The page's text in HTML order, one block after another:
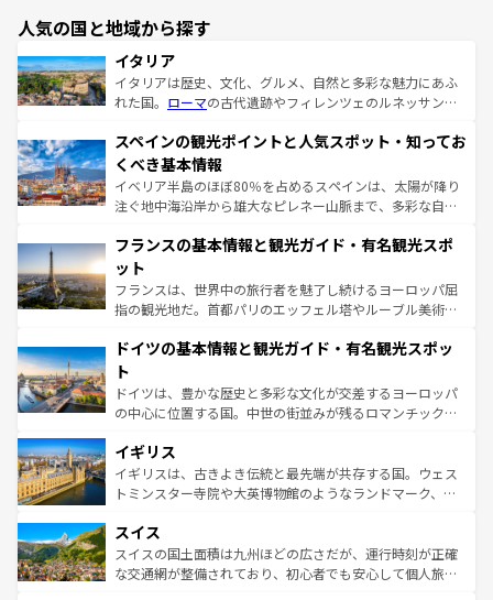
人気の国と地域から探す
イタリア
イタリアは歴史、文化、グルメ、自然と多彩な魅力にあふ
れた国。 ローマの古代遺跡やフィレンツェのルネッサンス
ろん、トスカーナの美しい田園風景やアマルフィ海岸の絶
景など、自然景観も見逃せない。観光の合間には、本場の
ピザやパスタなど、絶品のイタリア料理を堪能することも
できる。朝目覚めてから夜眠るまで、すべての瞬間を楽し
なお、新着のイタリア情報はコンテンツ一覧を参照してほ
しい。
スペインの観光ポイントと人気スポット・知ってお
くべき基本情報
イベリア半島のほぼ80％を占めるスペインは、太陽が降り
注ぐ地中海沿岸から雄大なピレネー山脈まで、多彩な自然
文化が根付くこの国では、情熱的なフラメンコ、熱気あふ
れる闘牛、そして美味しいタパスが生活の一部となってい
る。首都マドリードの洗練された雰囲気や、バルセロナの
アートに溢れた街角から、地方では古代ローマ遺跡や中世
せる。地方によって風土や気候が異なるスペインはその個
ンテンツ一覧 を参照してほしい。
フランスの基本情報と観光ガイド・有名観光スポ
ット
フランスは、世界中の旅行者を魅了し続けるヨーロッパ屈
指の観光地だ。首都パリのエッフェル塔やルーブル美術館
で、幅広い魅力が詰まっている。華麗な宮殿、歴史的な大
聖堂、美しいビーチ、そして豊かな自然が、訪れる者を心
から魅了する。また、フランスは美食の国としても知ら
れ、フランス料理はユネスコ無形文化遺産にも登録されて
香り高いラベンダー畑など、多彩な楽しみ方が可能だ。さ
らに、パリ以外の地域にも魅力が溢れており、どの街角に
も豊かな歴史と文化が息づいている。パリ以外の個性あふ
を参照してほしい。
ドイツの基本情報と観光ガイド・有名観光スポッ
ト
ドイツは、豊かな歴史と多彩な文化が交差するヨーロッパ
の中心に位置する国。中世の街並みが残るロマンチック街
顔を持つこの国は、どこを歩いても飽きることがない。ベ
ルリンの文化的活気、バイエルン州のアルプスの絶景、そ
してライン川沿いのワイン畑といった風景は必見。ビール
は、お酒好きな人にはぜひ体験してほしい。 なお、新着の
ドイツ情報はコンテンツ一覧を参照してほしい。
イギリス
イギリスは、古きよき伝統と最先端が共存する国。ウェス
トミンスター寺院や大英博物館のようなランドマーク、歴
リアごとに異なる魅力がある。また、優雅なアフタヌーン
ティー、ビール好きにはたまらない英国パブ、サッカー観
戦など、本場だからこそできる体験も豊富。イギリスを旅
スイス
スイスの国土面積は九州ほどの広さだが、運行時刻が正確
な交通網が整備されており、初心者でも安心して個人旅行